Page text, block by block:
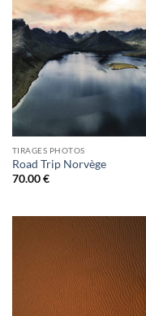
TIRAGES PHOTOS
Road Trip Norvège
70.00€